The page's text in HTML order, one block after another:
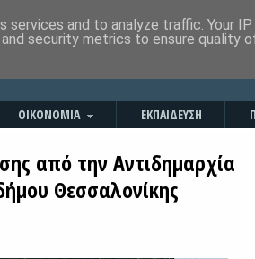
ΟΙΚΟΝΟΜΙΑ ΕΚΠΑΙΔΕΥΣΗ
από την Αντιδημαρχία
Θεσσαλονίκης
and to analyze traffic. Your
security metrics to ensure quality